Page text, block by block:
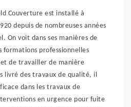
Couverture est installé à
depuis de nombreuses années
On voit dans ses manières de
formations professionnelles
de travailler de manière
livré des travaux de qualité, il
dans les travaux de
en urgence pour fuite